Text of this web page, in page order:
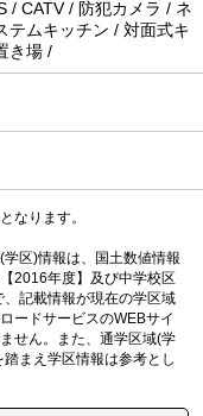
/ CATV / 防犯カメラ / ネ
テムキッチン / 対面式キ
き場 /
なります。
区)情報は、国土数値情報
2016年度】及び中学校区
記載情報が現在の学区域
ードサービスのWEBサイ
せん。また、通学区域(学
まえ学区情報は参考とし